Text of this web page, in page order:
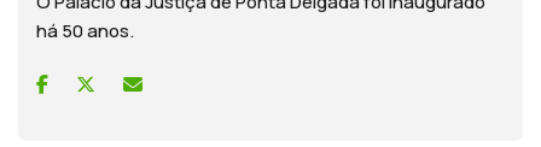
há 50 anos.